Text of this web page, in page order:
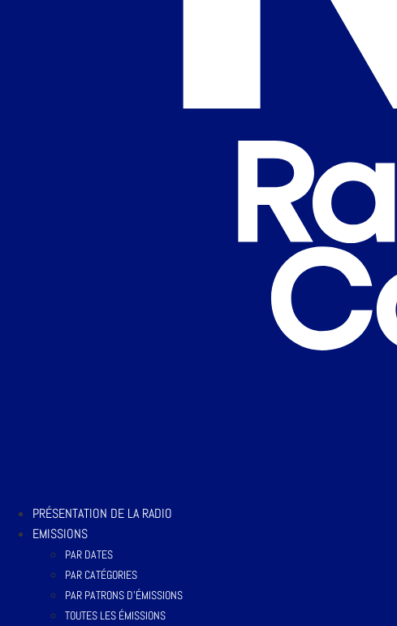
PRÉSENTATION DE LA RADIO
EMISSIONS
PAR DATES
PAR CATÉGORIES
PAR PATRONS D’ÉMISSIONS
TOUTES LES ÉMISSIONS